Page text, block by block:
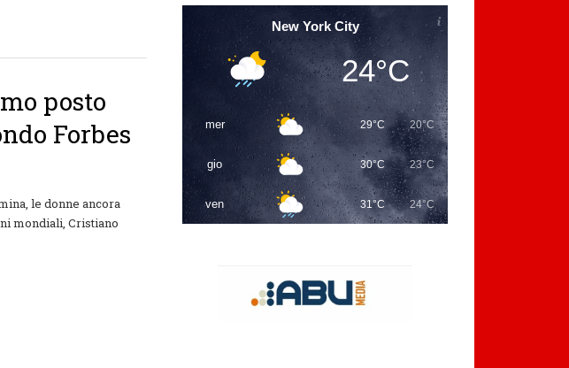
posto
Forbes
le donne ancora
mondiali, Cristiano
New York City
24°C
mer 29°C 20°C
gio 30°C 23°C
ven 31°C 24°C